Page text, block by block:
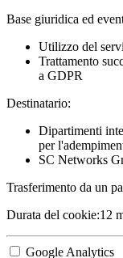
Base giuridica ed
Utilizzo del
Trattamento
a GDPR
Destinatario:
Dipartimenti
per
SC Networks
Trasferimento da un
Durata del cookie:12
Google Analytics